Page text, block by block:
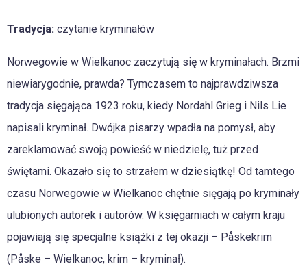
Tradycja: czytanie kryminałów
Norwegowie w Wielkanoc zaczytują się w kryminałach. Brzmi
niewiarygodnie, prawda? Tymczasem to najprawdziwsza
tradycja sięgająca 1923 roku, kiedy Nordahl Grieg i Nils Lie
napisali kryminał. Dwójka pisarzy wpadła na pomysł, aby
zareklamować swoją powieść w niedzielę, tuż przed
świętami. Okazało się to strzałem w dziesiątkę! Od tamtego
czasu Norwegowie w Wielkanoc chętnie sięgają po kryminały
ulubionych autorek i autorów. W księgarniach w całym kraju
pojawiają się specjalne książki z tej okazji – Påskekrim
(Påske – Wielkanoc, krim – kryminał).